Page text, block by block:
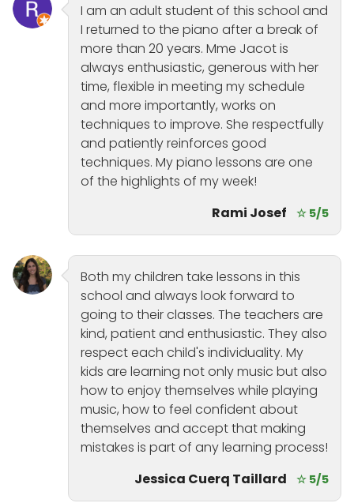
I am an adult student of this school and
I returned to the piano after a break of
more than 20 years. Mme Jacot is
always enthusiastic, generous with her
time, flexible in meeting my schedule
and more importantly, works on
techniques to improve. She respectfully
and patiently reinforces good
techniques. My piano lessons are one
of the highlights of my week!
Rami Josef
☆ 5/5
Both my children take lessons in this
school and always look forward to
going to their classes. The teachers are
kind, patient and enthusiastic. They also
respect each child's individuality. My
kids are learning not only music but also
how to enjoy themselves while playing
music, how to feel confident about
themselves and accept that making
mistakes is part of any learning process!
Jessica Cuerq Taillard
☆ 5/5